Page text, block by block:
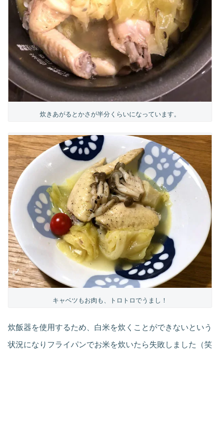
炊きあがるとかさが半分くらいになっています。
キャベツもお肉も、トロトロでうまし！
炊飯器を使用するため、白米を炊くことができないという
状況になりフライパンでお米を炊いたら失敗しました（笑